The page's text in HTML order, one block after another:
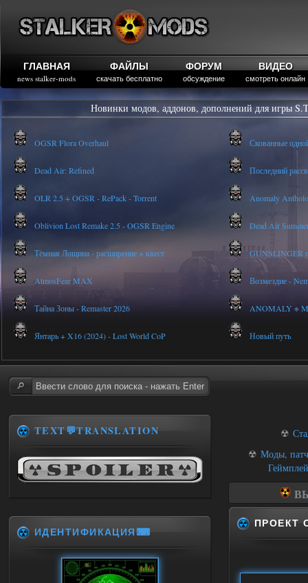
ГЛАВНАЯ
news stalker-mods
ФАЙЛЫ
скачать бесплатно
ФОРУМ
обсуждение
ВИДЕО
смотреть онлайн
Новинки модов, аддонов, дополнений для игры
OGSR Flora Overhaul Скованные
Dead Air: Refined Последний
OLR 2.5 + OGSR - RePack - Torrent Anomaly
Oblivion Lost Remake 2.5 - OGSR Engine Dead Air
Тёмная Лощина - расширение + квест GUNSLINGER
AtmosFear MAX Возмездие -
Тайна Зоны - Remaster 2026 ANOMALY ※
Янтарь + X16 (2024) - Lost World CoP Новый путь
☢
☢ Моды,
ПРОЕКТ
TEXT💬TRANSLATION
ИДЕНТИФИКАЦИЯ⌨